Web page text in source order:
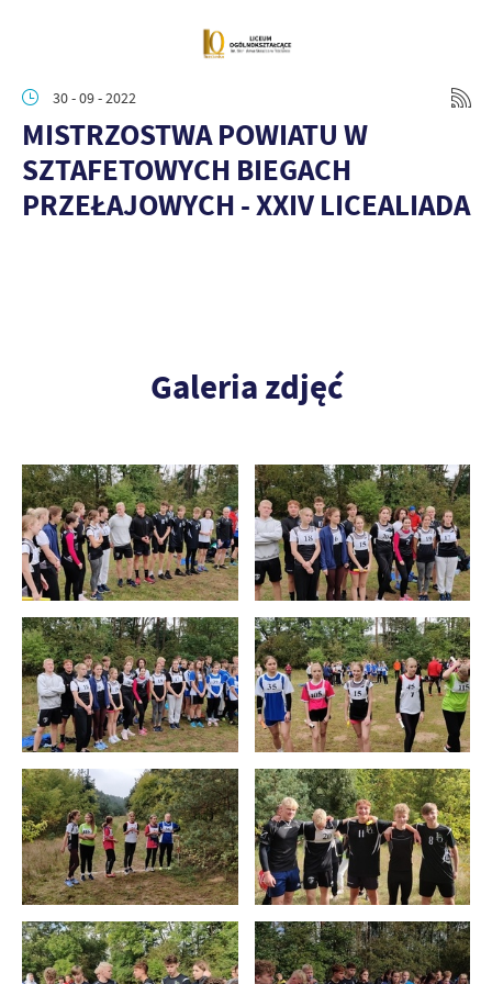
30 - 09 - 2022
MISTRZOSTWA POWIATU W
SZTAFETOWYCH BIEGACH
PRZEŁAJOWYCH - XXIV LICEALIADA
Galeria zdjęć